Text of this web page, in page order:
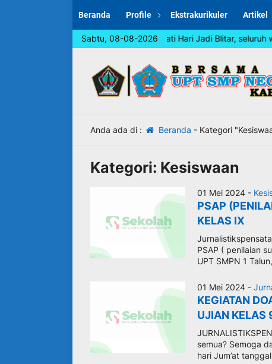
Beranda Profile Ekstrakurikuler Artikel
Sabtu, 08-08-2026
Dalam rangka memperingati Hari Jadi Blitar, seluruh
Anda ada di : Beranda - Kategori
Kategori: Kesiswaan
01 Mei 2024 -
PSAP
KELAS IX
PSAP ( penilaian
UPT SMPN 1
01 Mei 2024 -
KEGIATAN
UJIAN KELAS
semua? Semoga
hari Jum’at